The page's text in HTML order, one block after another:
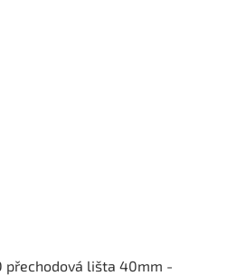
přechodová lišta 40mm -